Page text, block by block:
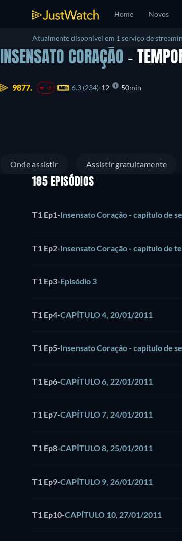
Home Novos
Atualmente disponível em 1 serviço de
INSENSATO CORAÇÃO -
9877. -8 6.3 (234) 12 50min
Onde assistir Assistir gratuitamente
185 EPISÓDIOS
T1 Ep1-Insensato Coração - capítulo de
T1 Ep2-Insensato Coração - capítulo de
T1 Ep3-Episódio 3
T1 Ep4-CAPÍTULO 4, 20/01/2011
T1 Ep5-Insensato Coração - capítulo de
T1 Ep6-CAPÍTULO 6, 22/01/2011
T1 Ep7-CAPÍTULO 7, 24/01/2011
T1 Ep8-CAPÍTULO 8, 25/01/2011
T1 Ep9-CAPÍTULO 9, 26/01/2011
T1 Ep10-CAPÍTULO 10, 27/01/2011